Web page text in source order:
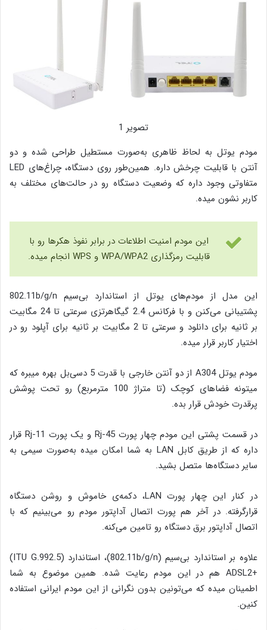
تصویر 1
مودم یوتل به لحاظ ظاهری به‌صورت مستطیل طراحی شده و دو
آنتن با قابلیت چرخش داره. همین‌طور روی دستگاه، چراغ‌های LED
متفاوتی وجود داره که وضعیت دستگاه رو در حالت‌های مختلف به
کاربر نشون میده.
این مودم امنیت اطلاعات در برابر نفوذ هکرها رو با
قابلیت رمزگذاری WPA/WPA2 و WPS انجام میده.
این مدل از مودم‌های یوتل از استاندارد بی‌سیم 802.11b/g/n
پشتیبانی می‌کنن و با فرکانس 2.4 گیگاهرتزی سرعتی تا 24 مگابیت
بر ثانیه برای دانلود و سرعتی تا 2 مگابیت بر ثانیه برای آپلود رو در
اختیار کاربر قرار میده.
مودم یوتل A304 از دو آنتن خارجی با قدرت 5 دسی‌بل بهره میبره که
می­تونه فضاهای کوچک (تا متراژ 100 مترمربع) رو تحت پوشش
پرقدرت خودش قرار بده.
در قسمت پشتی این مودم چهار پورت Rj-45 و یک پورت Rj-11 قرار
داره که از طریق کابل LAN به شما امکان میده به‌صورت سیمی به
سایر دستگاه­‌ها متصل بشید.
در کنار این چهار پورت LAN، دکمه‌ی خاموش و روشن دستگاه
قرارگرفته. در آخر هم پورت اتصال آداپتور مودم رو می‌بینیم که با
اتصال آداپتور برق دستگاه رو تامین می‌کنه.
علاوه بر استاندارد بی‌سیم (802.11b/g/n)، استاندارد (ITU G.992.5)
+ADSL2 هم در این مودم رعایت شده. همین موضوع به شما
اطمینان میده که می‌تونین بدون نگرانی از این مودم ایرانی استفاده
کنین.